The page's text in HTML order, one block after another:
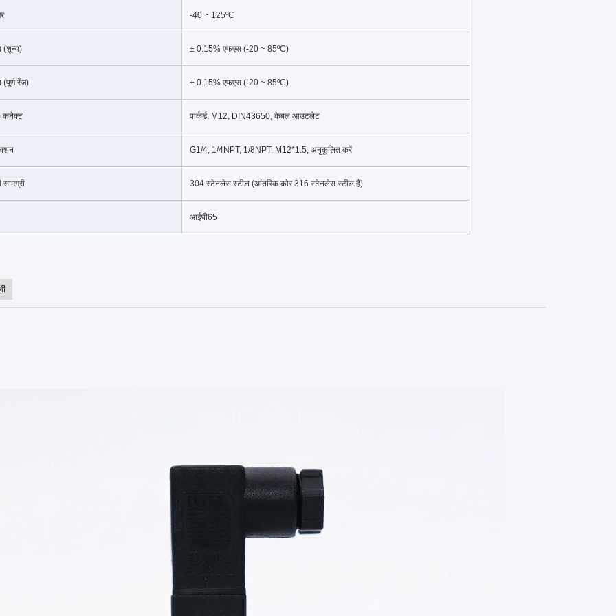
-40 ~ 125ºC
(शून्य) ± 0.15% एफएस (-20 ~ 85ºC)
(पूर्ण रेंज) ± 0.15% एफएस (-20 ~ 85ºC)
कनेक्ट पार्कर्ड, M12, DIN43650, केबल आउटलेट
G1/4, 1/4NPT, 1/8NPT, M12*1.5, अनुकूलित करें
सामग्री 304 स्टेनलेस स्टील (आंतरिक कोर 316 स्टेनलेस स्टील है)
आईपी65